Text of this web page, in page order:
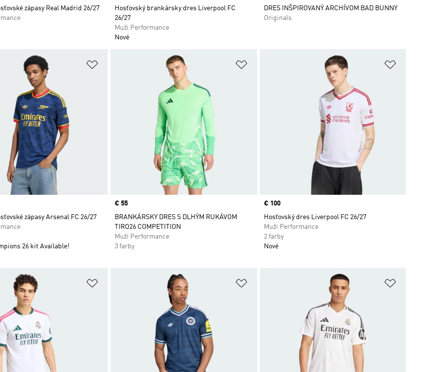
zápasy Real Madrid 26/27
Hosťovský brankársky dres Liverpool FC
26/27
Muži Performance
Nové
DRES INŠPIROVANÝ ARCHÍVOM BAD BUNNY
Originals
želaných položiek Pridať do zoznamu želaných položiek
zápasy Arsenal FC 26/27
26 kit Available!
Pridať do zoznamu želaných položiek
Price
€ 55
BRANKÁRSKY DRES S DLHÝM RUKÁVOM
TIRO26 COMPETITION
Muži Performance
3 farby
Price
€ 100
Hosťovský dres Liverpool FC 26/27
Muži Performance
2 farby
Nové
želaných položiek Pridať do zoznamu želaných položiek Pridať do zoznamu želaných položiek